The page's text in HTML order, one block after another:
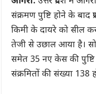
संक्रमण पुष्टि होने के बाद
किमी के दायरे को सील
तेजी से उछाल आया है।
समेत 35 नए केस की पुष्टि
संक्रमितों की संख्या 138